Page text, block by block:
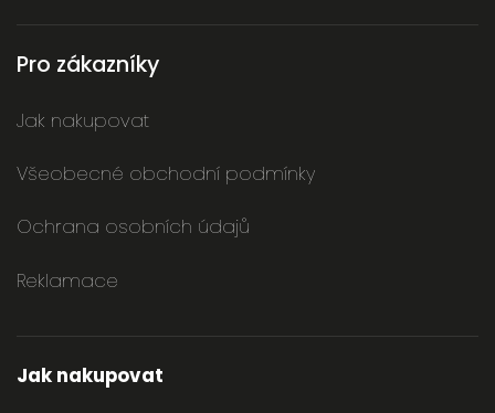
Pro zákazníky
Jak nakupovat
Všeobecné obchodní podmínky
Ochrana osobních údajů
Reklamace
Jak nakupovat